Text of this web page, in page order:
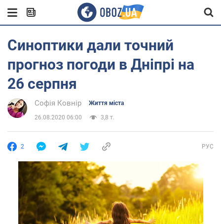
Синоптики дали точний
прогноз погоди в Дніпрі на
26 серпня
Софія Ковнір Життя міста
26.08.2020 06:00 3,8 т.
2 РУС